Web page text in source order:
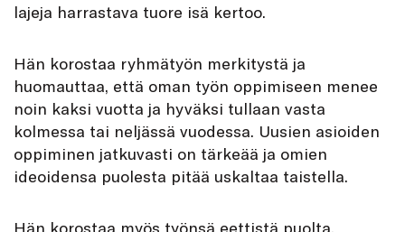
lajeja harrastava tuore isä kertoo.
Hän korostaa ryhmätyön merkitystä ja
huomauttaa, että oman työn oppimiseen menee
noin kaksi vuotta ja hyväksi tullaan vasta
kolmessa tai neljässä vuodessa. Uusien asioiden
oppiminen jatkuvasti on tärkeää ja omien
ideoidensa puolesta pitää uskaltaa taistella.
Hän korostaa myös työnsä eettistä puolta.